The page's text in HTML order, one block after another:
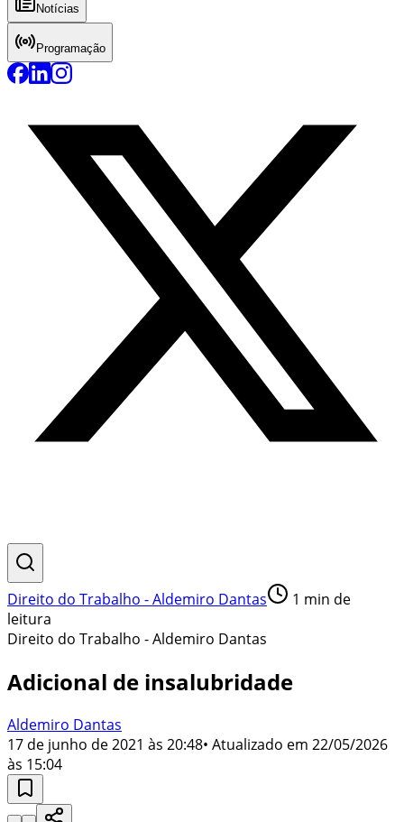
Notícias
Programação
Direito do Trabalho - Aldemiro Dantas 1 min de
leitura
Direito do Trabalho - Aldemiro Dantas
Adicional de insalubridade
Aldemiro Dantas
17 de junho de 2021 às 20:48• Atualizado em 22/05/2026
às 15:04